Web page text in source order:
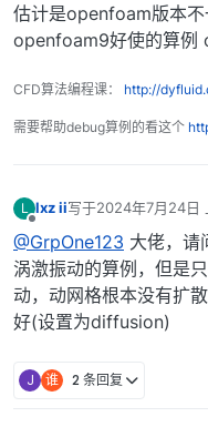
估计是openfoam版本
openfoam9好使的算例
CFD算法编程课： http://
需要帮助debug算例的看这个
L lxz ii写于2024年7月24日
最后由 编辑
@GrpOne123 大佬，请
涡激振动的算例，但是
动，动网格根本没有扩
好(设置为diffusion)
J 谁 2 条回复